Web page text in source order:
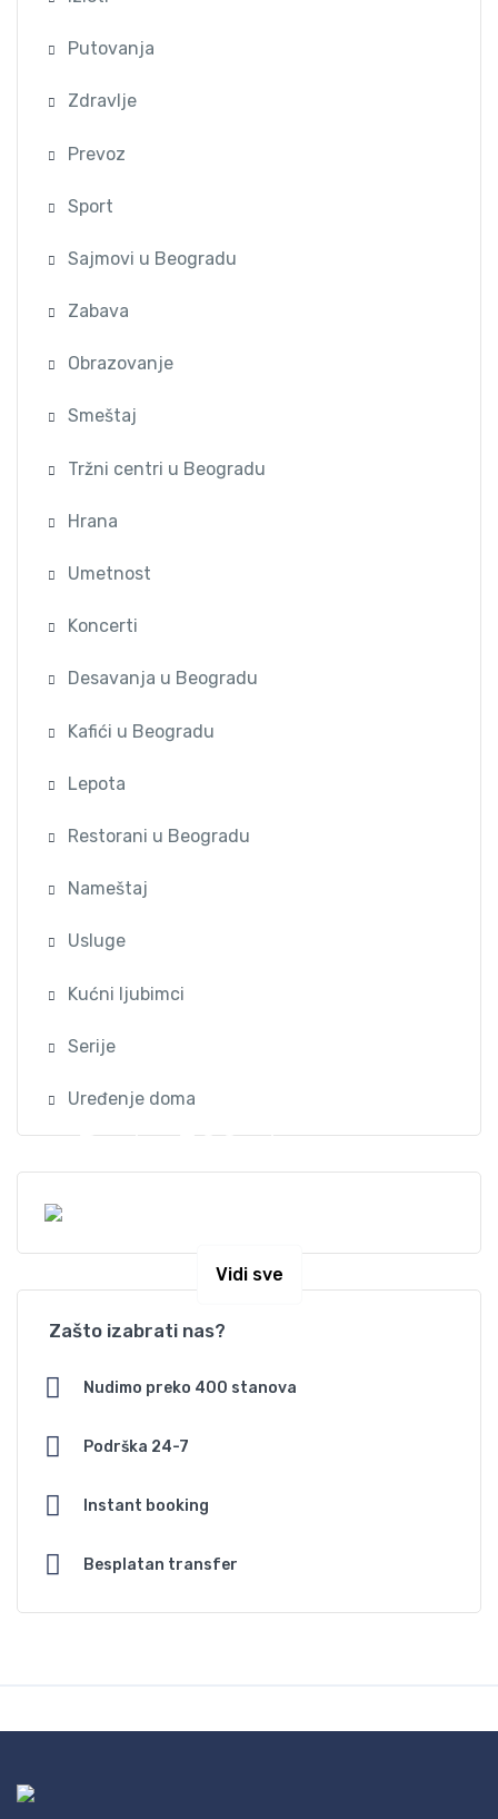
Putovanja
Zdravlje
Prevoz
Sport
Sajmovi u Beogradu
Zabava
Obrazovanje
Smeštaj
Tržni centri u Beogradu
Hrana
Umetnost
Koncerti
Desavanja u Beogradu
Kafići u Beogradu
Lepota
Restorani u Beogradu
Nameštaj
Usluge
Kućni ljubimci
Serije
Uređenje doma
Preko 300 stanova na
Vidi sve
Zašto izabrati nas?
Nudimo preko 400 stanova
Podrška 24-7
Instant booking
Besplatan transfer